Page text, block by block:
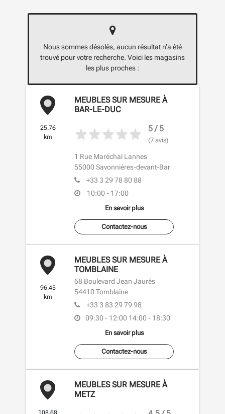
Nous sommes désolés, aucun résultat n’a été
trouvé pour votre recherche. Voici les magasins
les plus proches :
25.76
km
MEUBLES SUR MESURE À
BAR-LE-DUC
1 Rue Maréchal Lannes
55000 Savonnières-devant-Bar
+33 3 29 78 80 88
10:00 - 17:00
5 / 5
(7 avis)
En savoir plus
Contactez-nous
96.45
km
MEUBLES SUR MESURE À
TOMBLAINE
68 Boulevard Jean Jaurès
54410 Tomblaine
+33 3 83 29 79 98
09:30 - 12:00 14:00 - 18:30
En savoir plus
Contactez-nous
108.68
MEUBLES SUR MESURE À
METZ